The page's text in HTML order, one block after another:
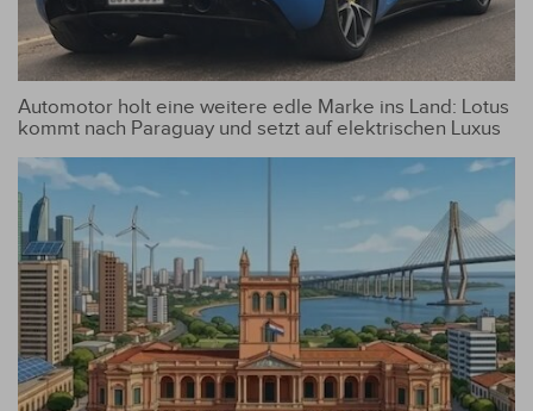
Automotor holt eine weitere edle Marke ins Land: Lotus
kommt nach Paraguay und setzt auf elektrischen Luxus